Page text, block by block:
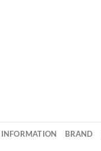
INFORMATION BRAND